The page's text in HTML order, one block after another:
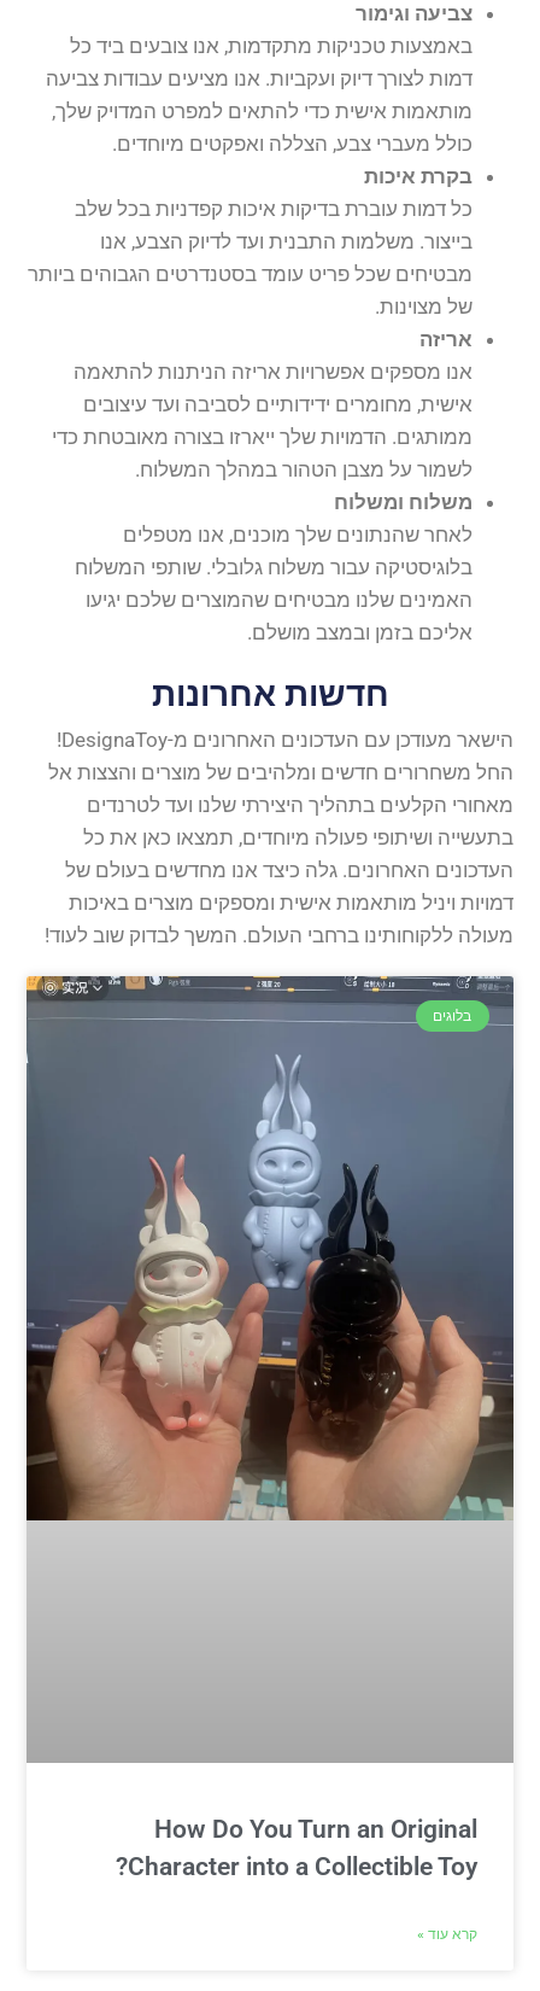
צביעה וגימור
באמצעות טכניקות מתקדמות, אנו צובעים ביד כל
דמות לצורך דיוק ועקביות. אנו מציעים עבודות צביעה
מותאמות אישית כדי להתאים למפרט המדויק שלך,
כולל מעברי צבע, הצללה ואפקטים מיוחדים.
בקרת איכות
כל דמות עוברת בדיקות איכות קפדניות בכל שלב
בייצור. משלמות התבנית ועד לדיוק הצבע, אנו
מבטיחים שכל פריט עומד בסטנדרטים הגבוהים ביותר
של מצוינות.
אריזה
אנו מספקים אפשרויות אריזה הניתנות להתאמה
אישית, מחומרים ידידותיים לסביבה ועד עיצובים
ממותגים. הדמויות שלך ייארזו בצורה מאובטחת כדי
לשמור על מצבן הטהור במהלך המשלוח.
משלוח ומשלוח
לאחר שהנתונים שלך מוכנים, אנו מטפלים
בלוגיסטיקה עבור משלוח גלובלי. שותפי המשלוח
האמינים שלנו מבטיחים שהמוצרים שלכם יגיעו
אליכם בזמן ובמצב מושלם.
חדשות אחרונות
הישאר מעודכן עם העדכונים האחרונים מ-DesignaToy!
החל משחרורים חדשים ומלהיבים של מוצרים והצצות אל
מאחורי הקלעים בתהליך היצירתי שלנו ועד לטרנדים
בתעשייה ושיתופי פעולה מיוחדים, תמצאו כאן את כל
העדכונים האחרונים. גלה כיצד אנו מחדשים בעולם של
דמויות ויניל מותאמות אישית ומספקים מוצרים באיכות
מעולה ללקוחותינו ברחבי העולם. המשך לבדוק שוב לעוד!
בלוגים
How Do You Turn an Original
Character into a Collectible Toy?
קרא עוד »